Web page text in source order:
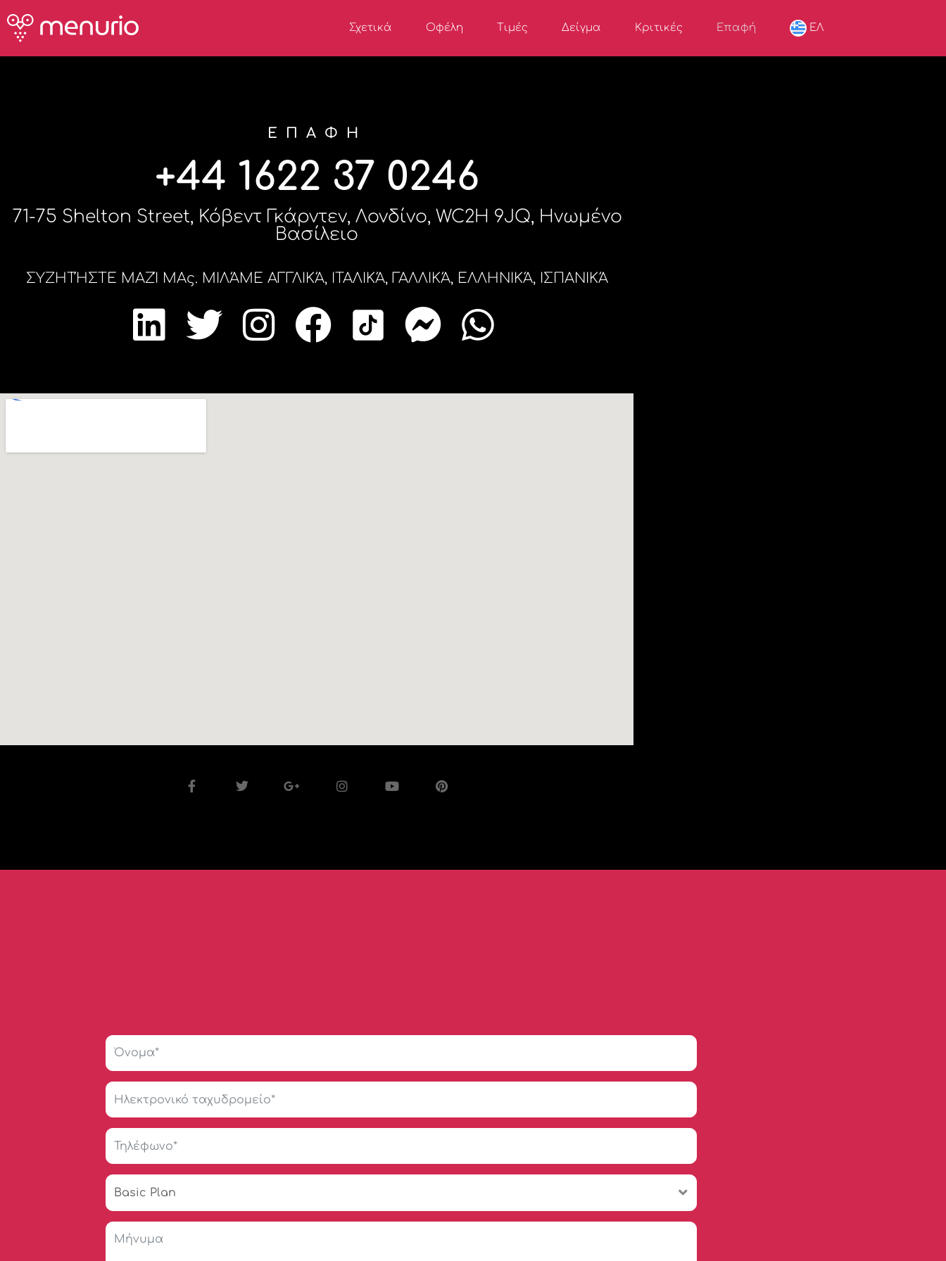
Σχετικά Οφέλη Τιμές Δείγμα Κριτικές Επαφή ΕΛ
ΕΠΑΦΉ
+44 1622 37 0246
71-75 Shelton Street, Κόβεντ Γκάρντεν, Λονδίνο, WC2H 9JQ, Ηνωμένο
Βασίλειο
ΣΥΖΗΤΉΣΤΕ ΜΑΖΊ ΜΑς. ΜΙΛΆΜΕ ΑΓΓΛΙΚΆ, ΙΤΑΛΙΚΆ, ΓΑΛΛΙΚΆ, ΕΛΛΗΝΙΚΆ, ΙΣΠΑΝΙΚΆ